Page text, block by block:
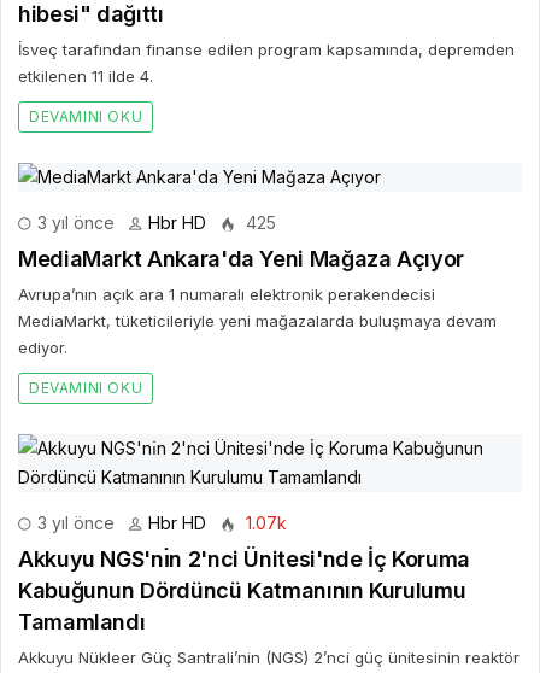
hibesi" dağıttı
İsveç tarafından finanse edilen program kapsamında, depremden
etkilenen 11 ilde 4.
DEVAMINI OKU
3 yıl önce Hbr HD 425
MediaMarkt Ankara'da Yeni Mağaza Açıyor
Avrupa’nın açık ara 1 numaralı elektronik perakendecisi
MediaMarkt, tüketicileriyle yeni mağazalarda buluşmaya devam
ediyor.
DEVAMINI OKU
3 yıl önce Hbr HD 1.07k
Akkuyu NGS'nı̇n 2'nci Ünitesi'nde İç Koruma
Kabuğunun Dördüncü Katmanının Kurulumu
Tamamlandı
Akkuyu Nükleer Güç Santrali’nin (NGS) 2’nci güç ünitesinin reaktör